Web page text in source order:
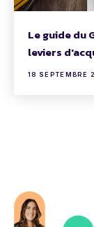
Le guide du
leviers
18 SEPTEMBRE